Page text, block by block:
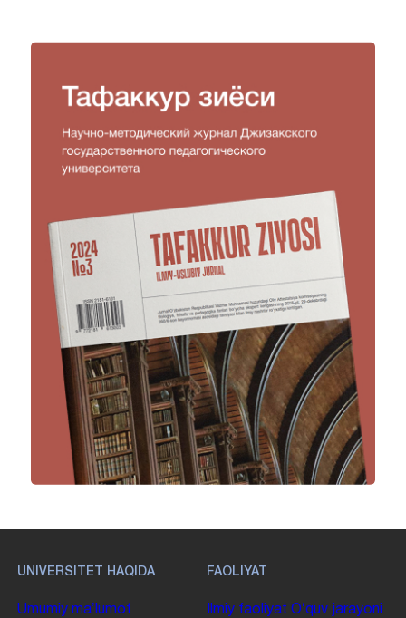
UNIVERSITET HAQIDA
Umumiy maʼlumot
FAOLIYAT
Ilmiy faoliyat Oʻquv jarayoni